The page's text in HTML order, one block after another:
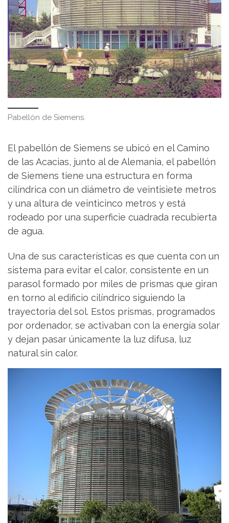
Pabellón de Siemens.
El pabellón de Siemens se ubicó en el Camino
de las Acacias, junto al de Alemania, el pabellón
de Siemens tiene una estructura en forma
cilíndrica con un diámetro de veintisiete metros
y una altura de veinticinco metros y está
rodeado por una superficie cuadrada recubierta
de agua.
Una de sus características es que cuenta con un
sistema para evitar el calor, consistente en un
parasol formado por miles de prismas que giran
en torno al edificio cilíndrico siguiendo la
trayectoria del sol. Estos prismas, programados
por ordenador, se activaban con la energía solar
y dejan pasar únicamente la luz difusa, luz
natural sin calor.